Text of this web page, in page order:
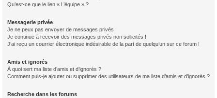
Qu’est-ce que le lien « L’équipe » ?
Messagerie privée
Je ne peux pas envoyer de messages privés !
Je continue à recevoir des messages privés non sollicités !
J’ai reçu un courrier électronique indésirable de la part de quelqu’un sur ce forum !
Amis et ignorés
À quoi sert ma liste d’amis et d’ignorés ?
Comment puis-je ajouter ou supprimer des utilisateurs de ma liste d’amis et d’ignorés ?
Recherche dans les forums